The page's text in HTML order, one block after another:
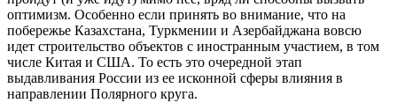
оптимизм. Особенно если принять во внимание, что на
побережье Казахстана, Туркмении и Азербайджана вовсю
идет строительство объектов с иностранным участием, в том
числе Китая и США. То есть это очередной этап
выдавливания России из ее исконной сферы влияния в
направлении Полярного круга.